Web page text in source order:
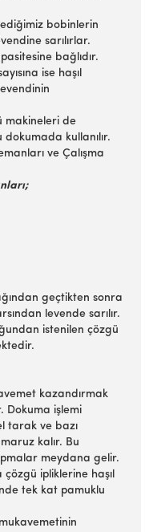
bobinlerin
sarılırlar.
bağlıdır.
ise haşıl
makineleri de
kullanılır.
ve Çalışma
geçtikten sonra
levende sarılır.
istenilen çözgü
kazandırmak
Dokuma işlemi
tarak ve bazı
kalır. Bu
meydana gelir.
çözgü ipliklerine haşıl
tek kat pamuklu